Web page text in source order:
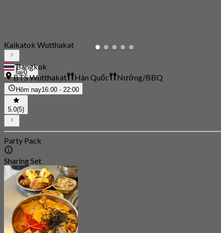
0
Kaikatok Wutthakat
Bangkok
BTS Wutthakat
Hàn Quốc Nướng/BBQ
Hôm nay16:00 - 22:00
5.0(5)
Party Pack
Sharing Set